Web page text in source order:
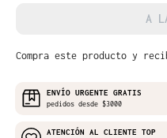
A
Compra este producto y
ENVÍO URGENTE GRATIS
pedidos desde $3000
ATENCIÓN AL CLIENTE TOP